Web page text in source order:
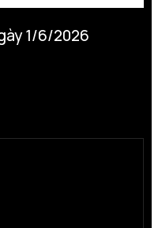
1/6/2026